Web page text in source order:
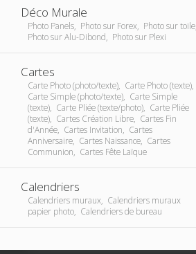
Déco Murale
Photo Panels, Photo sur Forex, Photo sur toile,
Photo sur Alu-Dibond, Photo sur Plexi
Cartes
Carte Photo (photo/texte), Carte Photo (texte),
Carte Simple (photo/texte), Carte Simple
(texte), Carte Pliée (texte/photo), Carte Pliée
(texte), Cartes Création Libre, Cartes Fin
d'Année, Cartes Invitation, Cartes
Anniversaire, Cartes Naissance, Cartes
Communion, Cartes Fête Laïque
Calendriers
Calendriers muraux, Calendriers muraux
papier photo, Calendriers de bureau